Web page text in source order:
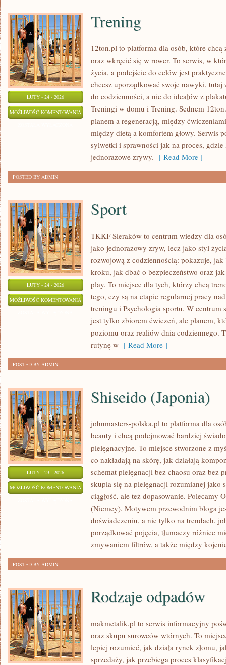
LUTY - 24 - 2026
MOŻLIWOŚĆ KOMENTOWANIA TRENING
Trening
12ton.pl to platforma dla osób, które
oraz wkręcić się w rower. To serwis, w
życia, a podejście do celów jest
chcesz uporządkować swoje nawyki, tutaj
do codzienności, a nie do ideałów z
Treningi w domu i Trening. Sednem
planem a regeneracją, między
między dietą a komfortem głowy. Serwis
sylwetki i sprawności jak na proces, gdzie
jednorazowe zrywy. [ Read More ]
POSTED BY ADMIN
LUTY - 24 - 2026
MOŻLIWOŚĆ KOMENTOWANIA SPORT
Sport
TKKF Sieraków to centrum wiedzy dla
jako jednorazowy zryw, lecz jako styl
rozwojową z codziennością: pokazuje,
kroku, jak dbać o bezpieczeństwo oraz
play. To miejsce dla tych, którzy chcą
tego, czy są na etapie regularnej pracy
treningu i Psychologia sportu. W centrum
jest tylko zbiorem ćwiczeń, ale planem,
poziomu oraz realiów dnia codziennego.
rutynę w [ Read More ]
POSTED BY ADMIN
LUTY - 23 - 2026
MOŻLIWOŚĆ KOMENTOWANIA SHISEIDO
(JAPONIA)
Shiseido (Japonia)
johnmasters-polska.pl to platforma dla
beauty i chcą podejmować bardziej
pielęgnacyjne. To miejsce stworzone z
co nakładają na skórę, jak działają
schemat pielęgnacji bez chaosu oraz bez
skupia się na pielęgnacji rozumianej jako
ciągłość, ale też dopasowanie. Polecamy
(Niemcy). Motywem przewodnim bloga
doświadczeniu, a nie tylko na trendach.
porządkować pojęcia, tłumaczy różnice
zmywaniem filtrów, a także między
POSTED BY ADMIN
Rodzaje odpadów
makmetalik.pl to serwis informacyjny
oraz skupu surowców wtórnych. To
lepiej rozumieć, jak działa rynek złomu,
sprzedaży, jak przebiega proces